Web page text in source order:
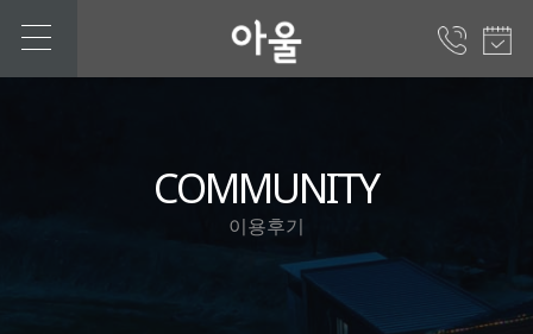
COMMUNITY
이용후기